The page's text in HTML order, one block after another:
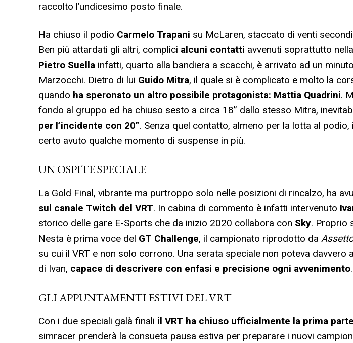
raccolto l’undicesimo posto finale.
Ha chiuso il podio Carmelo Trapani su McLaren, staccato di venti
Ben più attardati gli altri, complici alcuni contatti avvenuti soprattutto
Pietro Suella infatti, quarto alla bandiera a scacchi, è arrivato ad un
Marzocchi. Dietro di lui Guido Mitra, il quale si è complicato e molto la
quando ha speronato un altro possibile protagonista: Mattia Quadrini.
fondo al gruppo ed ha chiuso sesto a circa 18” dallo stesso Mitra,
per l’incidente con 20”. Senza quel contatto, almeno per la lotta al podio,
certo avuto qualche momento di suspense in più.
UN OSPITE SPECIALE
La Gold Final, vibrante ma purtroppo solo nelle posizioni di rincalzo, ha
sul canale Twitch del VRT. In cabina di commento è infatti intervenuto
storico delle gare E-Sports che da inizio 2020 collabora con Sky. Proprio
Nesta è prima voce del GT Challenge, il campionato riprodotto da
su cui il VRT e non solo corrono. Una serata speciale non poteva davvero
di Ivan, capace di descrivere con enfasi e precisione ogni avvenimento.
GLI APPUNTAMENTI ESTIVI DEL VRT
Con i due speciali galà finali il VRT ha chiuso ufficialmente la prima
simracer prenderà la consueta pausa estiva per preparare i nuovi